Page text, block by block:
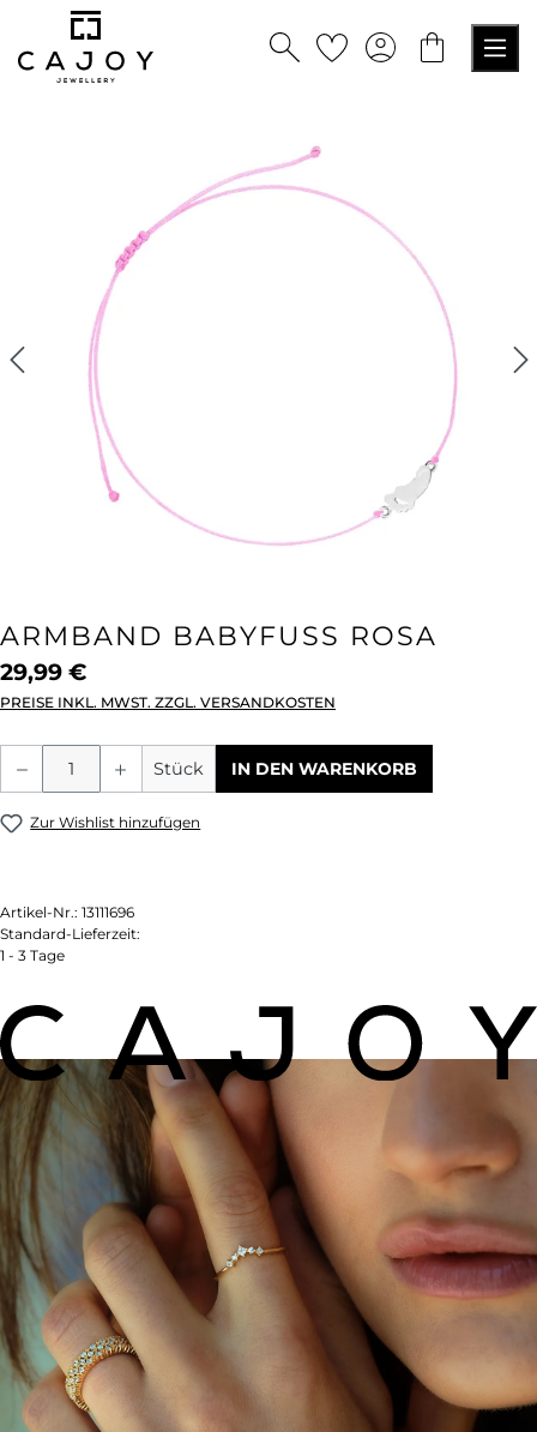
springen
ARMBAND BABYFUSS ROSA
29,99 €
PREISE INKL. MWST. ZZGL. VERSANDKOSTEN
Produkt Anzahl: Gib den gewünschten
Stück IN DEN WARENKORB
Zur Wishlist hinzufügen
Artikel-Nr.: 13111696
Standard-Lieferzeit:
1 - 3 Tage